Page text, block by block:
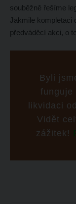
souběžně řešíme
Jakmile kompletaci
předváděcí akci, o
Byli
funguje
likvidaci
Vidět
zážitek!